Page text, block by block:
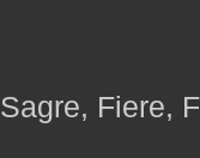
Sagre, Fiere,